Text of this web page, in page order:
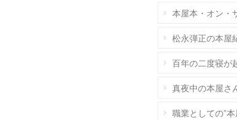
本屋本・オン・
松永弾正の本屋
百年の二度寝が
真夜中の本屋さ
職業としての”